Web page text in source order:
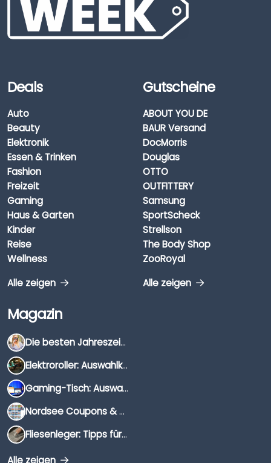
Deals
Auto
Beauty
Elektronik
Essen & Trinken
Fashion
Freizeit
Gaming
Haus & Garten
Kinder
Reise
Wellness
Alle zeigen
Gutscheine
ABOUT YOU DE
BAUR Versand
DocMorris
Douglas
OTTO
OUTFITTERY
Samsung
SportScheck
Strellson
The Body Shop
ZooRoyal
Alle zeigen
Magazin
Die besten Jahreszeiten für Schnäppchenjäger
Elektroroller: Auswahlkriterien, Unterschiede & Tipps
Gaming-Tisch: Auswahlkriterien, Unterschiede & Tipps
Nordsee Coupons & Gutscheine 2026
Fliesenleger: Tipps für die Auswahl